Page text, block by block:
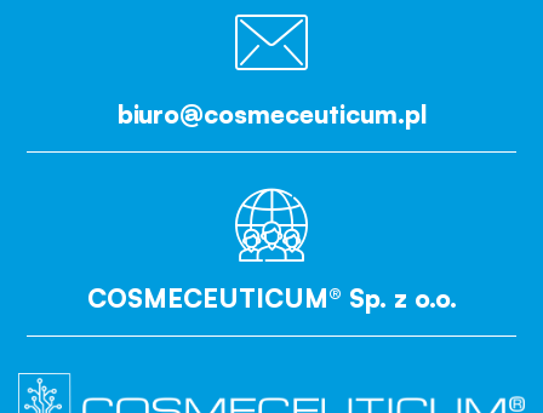
biuro@cosmeceuticum.pl
COSMECEUTICUM® Sp. z o.o.